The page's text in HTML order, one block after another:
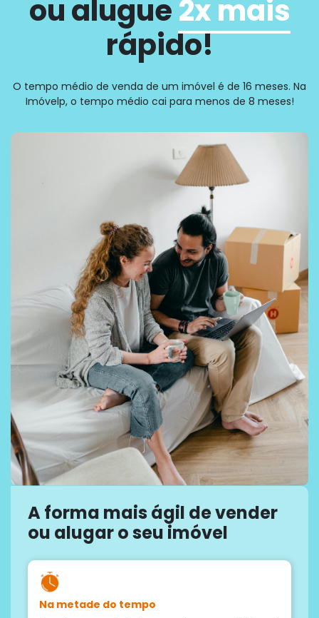
ou alugue2x mais
rápido!
O tempo médio de venda de um imóvel é de 16 meses. Na
Imóvelp, o tempo médio cai para menos de 8 meses!
A forma mais ágil de vender
ou alugar o seu imóvel
Na metade do tempo